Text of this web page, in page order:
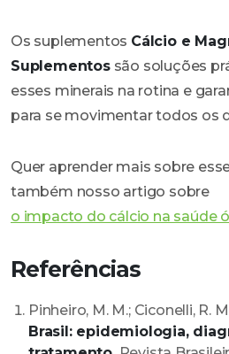
Os suplementos Cálcio e
Suplementossão soluções
esses minerais na rotina e
para se movimentar todos os
Quer aprender mais sobre
também nosso artigo sobre
o impacto do cálcio na saúde
Referências
Pinheiro, M. M.; Ciconelli, R.
Brasil: epidemiologia,